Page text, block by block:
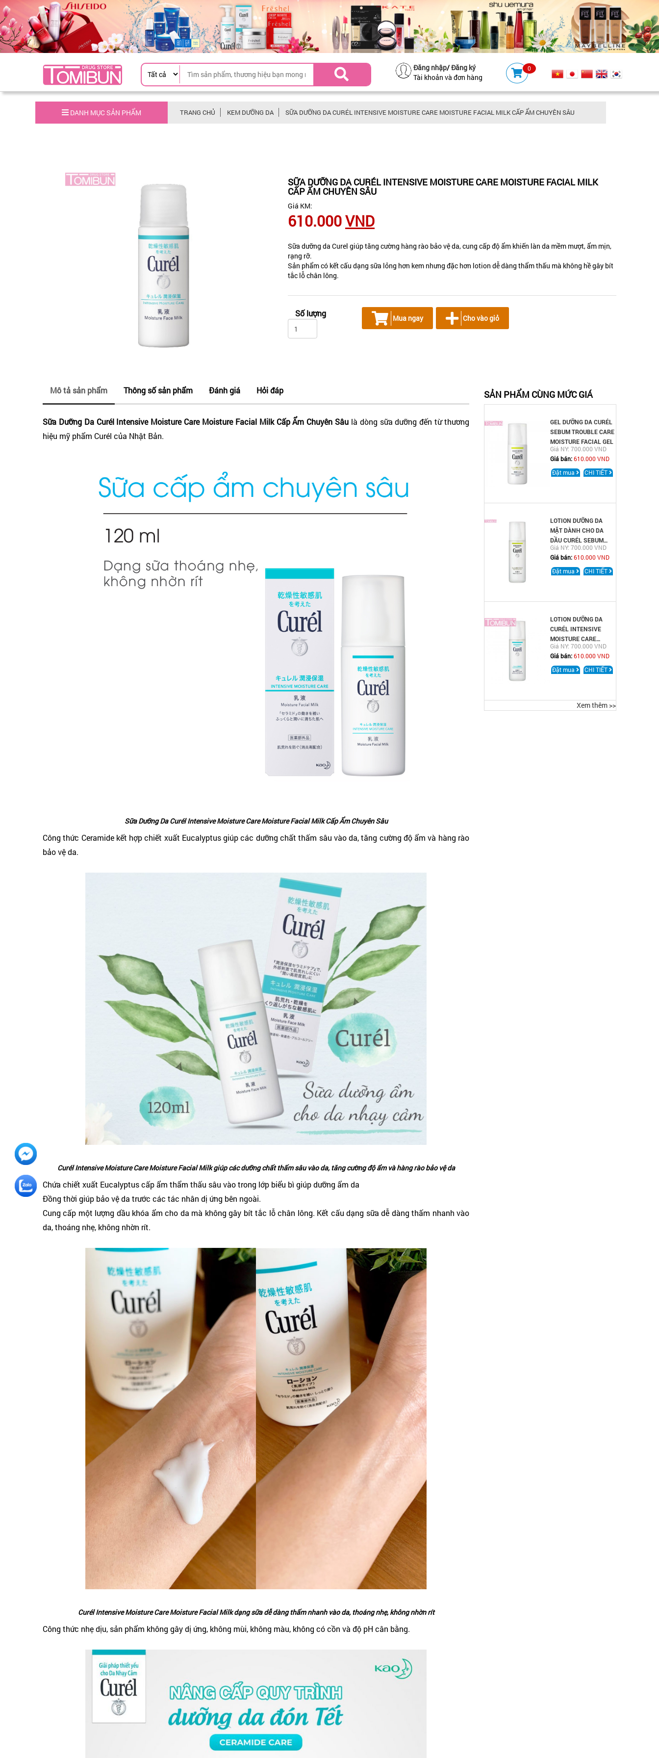
Đăng nhập/Đăng ký
Tài khoản và đơn hàng
0
DANH MỤC SẢN PHẨM TRANG CHỦ KEM DƯỠNG DA SỮA DƯỠNG DA CURÉL INTENSIVE MOISTURE CARE MOISTURE FACIAL MILK CẤP ẨM CHUYÊN SÂU
SỮA DƯỠNG DA CURÉL INTENSIVE MOISTURE CARE MOISTURE FACIAL MILK
CẤP ẨM CHUYÊN SÂU
Giá KM:
610.000VND
Sữa dưỡng da Curel giúp tăng cường hàng rào bảo vệ da, cung cấp độ ẩm khiến làn da mềm mượt, ẩm mịn,
rạng rỡ.
Sản phẩm có kết cấu dạng sữa lỏng hơn kem nhưng đặc hơn lotion dễ dàng thẩm thấu mà không hề gây bít
tắc lỗ chân lông.
Số lượng Mua ngay Cho vào giỏ
Mô tả sản phẩm Thông số sản phẩm Đánh giá Hỏi đáp
Sữa Dưỡng Da Curél Intensive Moisture Care Moisture Facial Milk Cấp Ẩm Chuyên Sâu là dòng sữa dưỡng đến từ thương
hiệu mỹ phẩm Curél của Nhật Bản.
Sữa Dưỡng Da Curél Intensive Moisture Care Moisture Facial Milk Cấp Ẩm Chuyên Sâu
Công thức Ceramide kết hợp chiết xuất Eucalyptus giúp các dưỡng chất thấm sâu vào da, tăng cường độ ẩm và hàng rào
bảo vệ da.
Curél Intensive Moisture Care Moisture Facial Milk giúp các dưỡng chất thấm sâu vào da, tăng cường độ ẩm và hàng rào bảo vệ da
Chứa chiết xuất Eucalyptus cấp ẩm thẩm thấu sâu vào trong lớp biểu bì giúp dưỡng ẩm da
Đồng thời giúp bảo vệ da trước các tác nhân dị ứng bên ngoài.
Cung cấp một lượng dầu khóa ẩm cho da mà không gây bít tắc lỗ chân lông. Kết cấu dạng sữa dễ dàng thấm nhanh vào
da, thoáng nhẹ, không nhờn rít.
Curél Intensive Moisture Care Moisture Facial Milk dạng sữa dễ dàng thấm nhanh vào da, thoáng nhẹ, không nhờn rít
Công thức nhẹ dịu, sản phẩm không gây dị ứng, không mùi, không màu, không có cồn và độ pH cân bằng.
SẢN PHẨM CÙNG MỨC GIÁ
GEL DƯỠNG DA CURÉL
SEBUM TROUBLE CARE
MOISTURE FACIAL GEL
Giá NY: 700.000 VND
Giá bán:610.000 VND
Đặt mua
CHI TIẾT
LOTION DƯỠNG DA
MẶT DÀNH CHO DA
DẦU CURÉL SEBUM
TROUBLE CARE LOTION
Giá NY: 700.000 VND
Giá bán:610.000 VND
Đặt mua
CHI TIẾT
LOTION DƯỠNG DA
CURÉL INTENSIVE
MOISTURE CARE
FACIAL LOTION
ENRICH CẤP ẨM
CHUYÊN SÂU
Giá NY: 700.000 VND
Giá bán:610.000 VND
Đặt mua
CHI TIẾT
Xem thêm >>